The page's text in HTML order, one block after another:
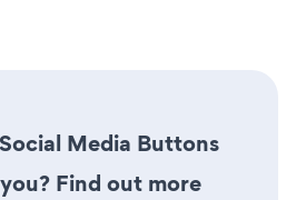
Media Buttons
Find out more